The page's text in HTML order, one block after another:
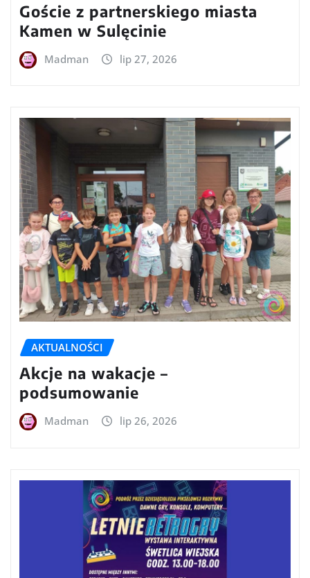
Goście z partnerskiego miasta
Kamen w Sulęcinie
Madman lip 27, 2026
AKTUALNOŚCI
Akcje na wakacje –
podsumowanie
Madman lip 26, 2026